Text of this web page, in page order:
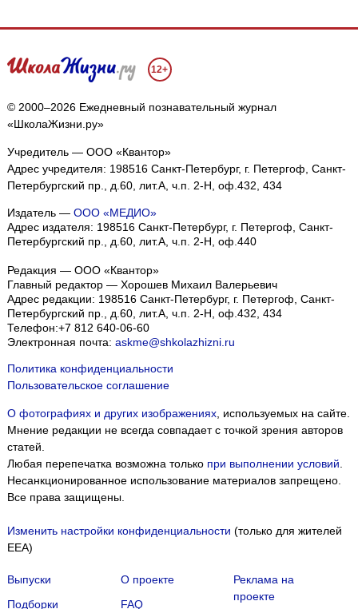
12+
© 2000–2026 Ежедневный познавательный журнал
«ШколаЖизни.ру»
Учредитель — ООО «Квантор»
Адрес учредителя: 198516 Санкт-Петербург, г. Петергоф, Санкт-
Петербургский пр., д.60, лит.А, ч.п. 2-Н, оф.432, 434
Издатель — ООО «МЕДИО»
Адрес издателя: 198516 Санкт-Петербург, г. Петергоф, Санкт-
Петербургский пр., д.60, лит.А, ч.п. 2-Н, оф.440
Редакция — ООО «Квантор»
Главный редактор — Хорошев Михаил Валерьевич
Адрес редакции: 198516 Санкт-Петербург, г. Петергоф Санкт-
Петербургский пр., д.60, лит.А, ч.п. 2-Н, оф.432, 434
Телефон:+7 812 640-06-60
Электронная почта: askme@shkolazhizni.ru
Политика конфиденциальности
Пользовательское соглашение
О фотографиях и других изображениях, используемых на сайте.
Мнение редакции не всегда совпадает с точкой зрения авторов
статей.
Любая перепечатка возможна только при выполнении условий
Несанкционированное использование материалов запрещено.
Все права защищены.
Изменить настройки конфиденциальности (только для жителей
EEA)
Выпуски
Подборки
О проекте
FAQ
Реклама на
проекте